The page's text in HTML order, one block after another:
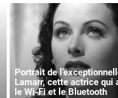
Portrait de
Lamarr, cette actrice qui
le Wi-Fi et le Bluetooth